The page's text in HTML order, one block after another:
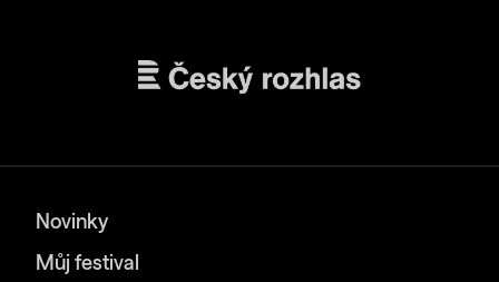
Novinky
Můj festival